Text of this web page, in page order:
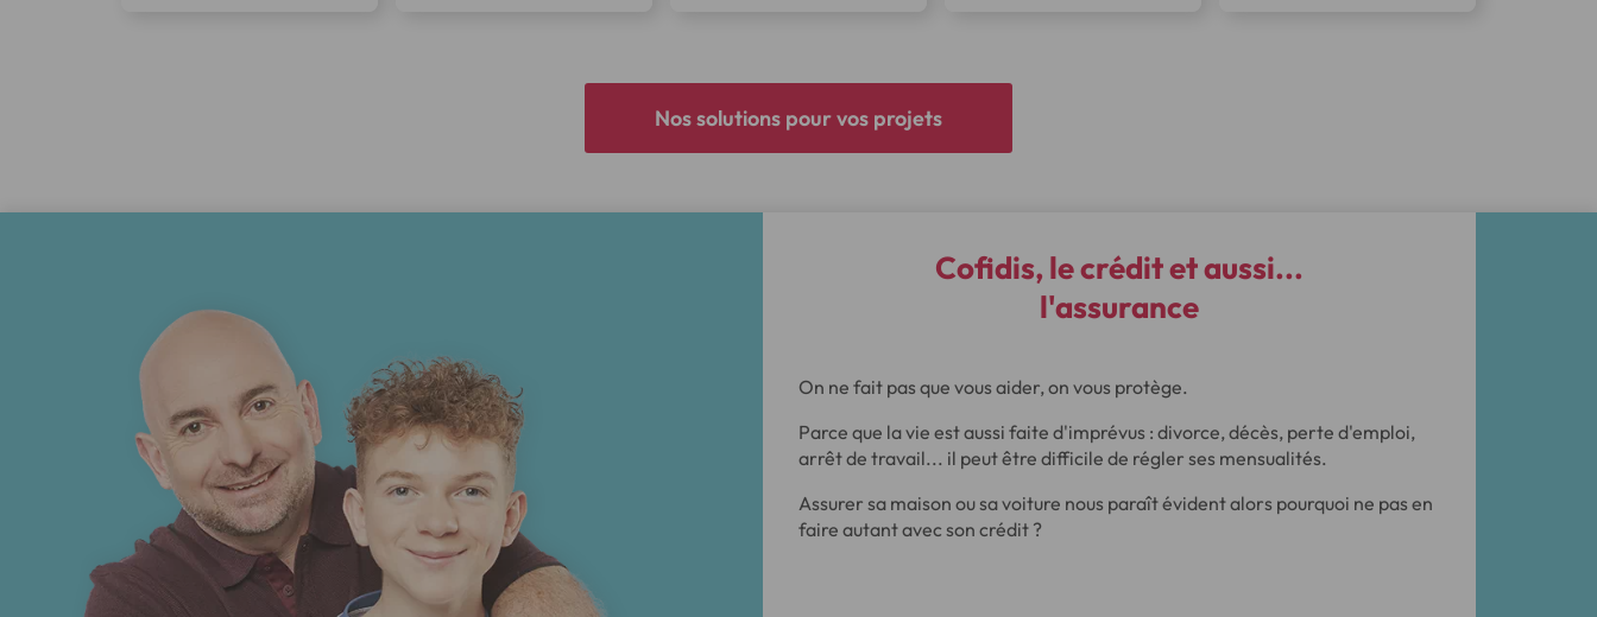
Nos solutions pour vos projets
Cofidis, le crédit et aussi...
l'assurance
On ne fait pas que vous aider, on vous protège.
Parce que la vie est aussi faite d'imprévus : divorce, décès, perte d'emploi,
arrêt de travail... il peut être difficile de régler ses mensualités.
Assurer sa maison ou sa voiture nous paraît évident alors pourquoi ne pas en
faire autant avec son crédit ?